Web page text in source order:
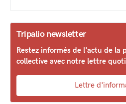
Tripalio newsletter
Restez informés de l'actu de la
collective avec notre lettre
Lettre